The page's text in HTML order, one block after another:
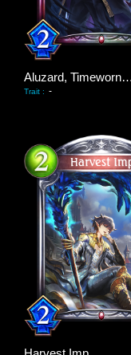
Aluzard, Timeworn Vampire
Trait : -